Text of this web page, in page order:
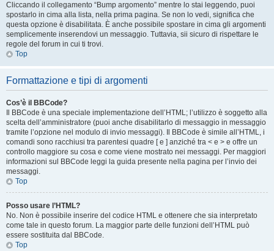
Cliccando il collegamento “Bump argomento” mentre lo stai leggendo, puoi
spostarlo in cima alla lista, nella prima pagina. Se non lo vedi, significa che
questa opzione è disabilitata. È anche possibile spostare in cima gli argomenti
semplicemente inserendovi un messaggio. Tuttavia, sii sicuro di rispettare le
regole del forum in cui ti trovi.
Top
Formattazione e tipi di argomenti
Cos’è il BBCode?
Il BBCode è una speciale implementazione dell’HTML; l’utilizzo è soggetto alla
scelta dell’amministratore (puoi anche disabilitarlo di messaggio in messaggio
tramite l’opzione nel modulo di invio messaggi). Il BBCode è simile all’HTML, i
comandi sono racchiusi tra parentesi quadre [ e ] anziché tra < e > e offre un
controllo maggiore su cosa e come viene mostrato nei messaggi. Per maggiori
informazioni sul BBCode leggi la guida presente nella pagina per l’invio dei
messaggi.
Top
Posso usare l’HTML?
No. Non è possibile inserire del codice HTML e ottenere che sia interpretato
come tale in questo forum. La maggior parte delle funzioni dell’HTML può
essere sostituita dal BBCode.
Top